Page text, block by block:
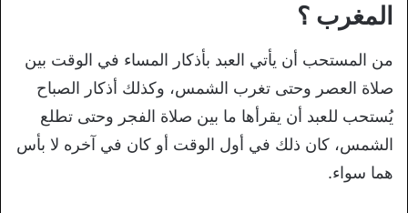
المغرب ؟
من المستحب أن يأتي العبد بأذكار المساء في الوقت بين
صلاة العصر وحتى تغرب الشمس، وكذلك أذكار الصباح
يُستحب للعبد أن يقرأها ما بين صلاة الفجر وحتى تطلع
الشمس، كان ذلك في أول الوقت أو كان في آخره لا بأس
هما سواء.